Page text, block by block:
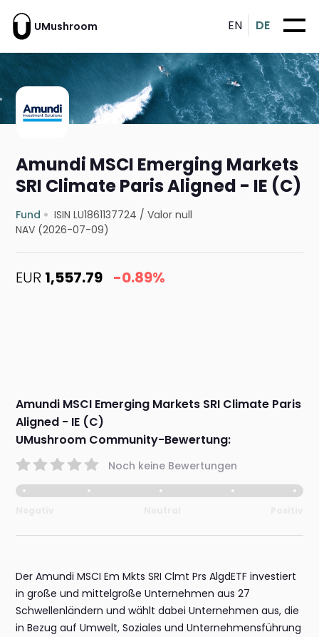
UMushroom EN DE
Amundi MSCI Emerging Markets
SRI Climate Paris Aligned - IE (C)
Fund ISIN LU1861137724 /Valor null
NAV (2026-07-09)
EUR 1,557.79 -0.89%
Amundi MSCI Emerging Markets SRI Climate Paris
Aligned - IE (C)
UMushroom Community-Bewertung:
Noch keine Bewertungen
Der Amundi MSCI Em Mkts SRI Clmt Prs AlgdETF investiert
in große und mittelgroße Unternehmen aus 27
Schwellenländern und wählt dabei Unternehmen aus, die
in Bezug auf Umwelt, Soziales und Unternehmensführung